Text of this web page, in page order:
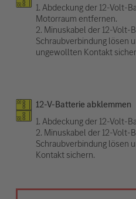
1. Abdeckung der 12-Volt-
Motorraum entfernen.
2. Minuskabel der 12-Volt-
Schraubverbindung lösen
ungewollten Kontakt
12-V-Batterie abklemmen
1. Abdeckung der 12-Volt-
2. Minuskabel der 12-Volt-
Schraubverbindung lösen
Kontakt sichern.